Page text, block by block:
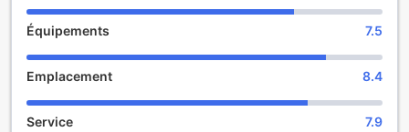
de votre séjour à Cao Lãnh une expérience mémorable.
Au cœur du Sao Mai Hotel, les amateurs de détente et de
convivialité trouveront un bar accueillant qui se distingue
par son ambiance chaleureuse et son service impeccable.
Équipements 7.5
Emplacement 8.4
Service 7.9